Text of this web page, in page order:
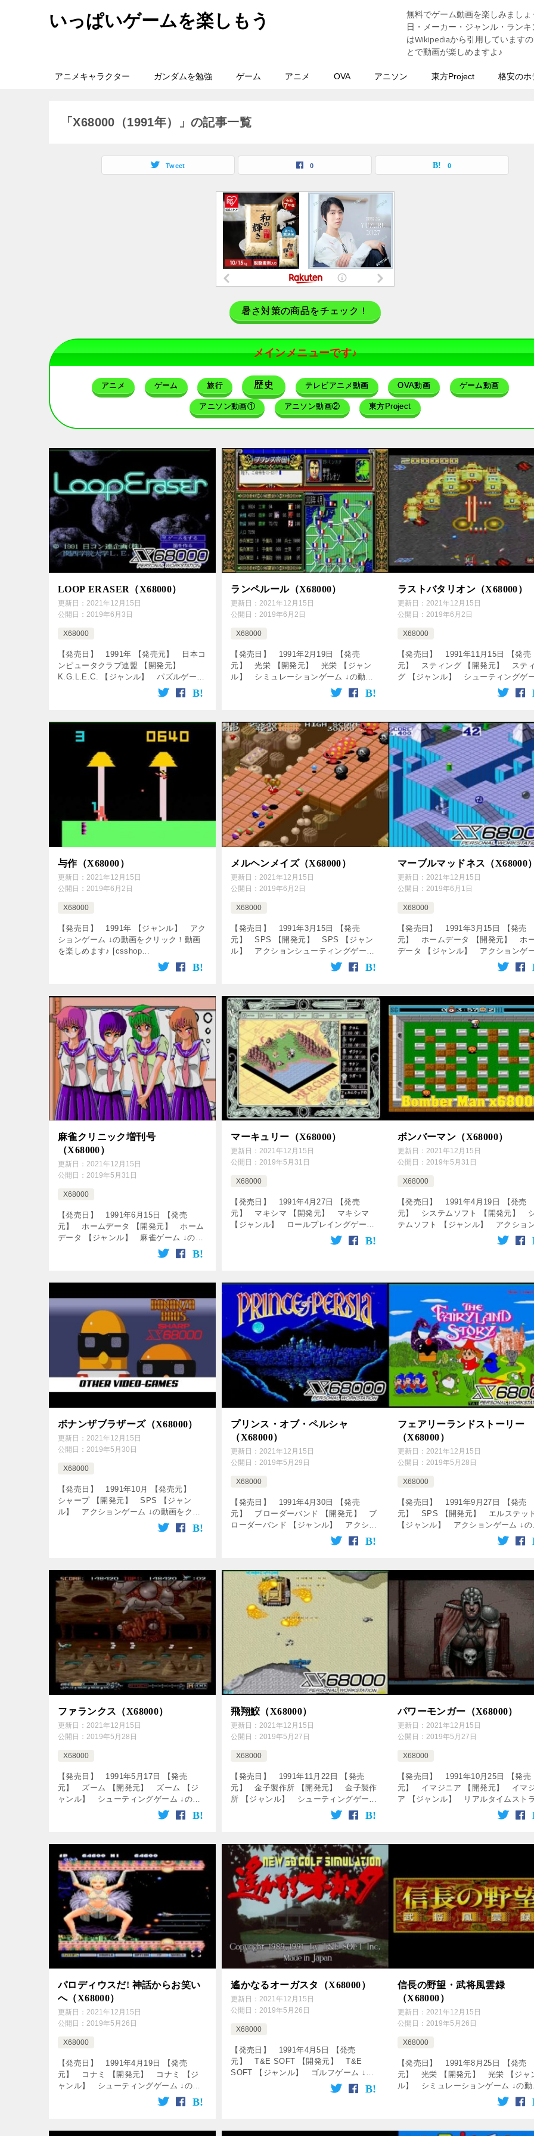
いっぱいゲームを楽しもう
無料でゲーム動画を楽しみまし
日・メーカー・ジャンル・ラン
はWikipediaから引用しています
とで動画が楽しめますよ♪
アニメキャラクター ガンダムを勉強 ゲーム アニメ OVA アニソン 東方Project 格安のホ
「X68000（1991年）」の記事一覧
Tweet 0 0
暑さ対策の商品をチェック！
メインメニューです♪
アニメ ゲーム 旅行 歴史 テレビアニメ動画 OVA動画 ゲーム動画
アニソン動画① アニソン動画② 東方Project
LOOP ERASER（X68000）
更新日： 2021年12月15日
公開日： 2019年6月3日
X68000
【発売日】 1991年 【発売元】 日本コ
ンピュータクラブ連盟 【開発元】
K.G.L.E.C. 【ジャンル】 パズルゲーム
↓の動画をクリック！動画を楽しめます♪
ランペルール（X68000）
更新日：2021年12月15日
公開日：2019年6月2日
X68000
【発売日】 1991年2月19日 【発売
元】 光栄 【開発元】 光栄 【ジャン
ル】 シミュレーションゲーム ↓の動画
をクリック！動画を楽しめます♪ [csshop
ラストバタリオン（X68000）
更新日： 2021年12月15日
公開日： 2019年6月2日
X68000
【発売日】 1991年11月15日 【発売
元】 スティング 【開発元】 ステ
グ 【ジャンル】 シューティングゲ
↓の動画をクリック！動画を楽しめま
[csshop service=”rakuten […]
与作（X68000）
更新日： 2021年12月15日
公開日： 2019年6月2日
X68000
【発売日】 1991年 【ジャンル】 アク
ションゲーム ↓の動画をクリック！動画
を楽しめます♪ [csshop
service=”rakuten” keyword=”X68000
メルヘンメイズ（X68000）
更新日：2021年12月15日
公開日：2019年6月2日
X68000
【発売日】 1991年3月15日 【発売
元】 SPS 【開発元】 SPS 【ジャン
ル】 アクションシューティングゲーム
↓の動画をクリック！動画を楽しめます♪
[csshop service=”rakuten […]
マーブルマッドネス（X68000
更新日： 2021年12月15日
公開日： 2019年6月1日
X68000
【発売日】 1991年3月15日 【発売
元】 ホームデータ 【開発元】 ホ
データ 【ジャンル】 アクションゲ
↓の動画をクリック！動画を楽しめま
[csshop service=”rakuten& […]
麻雀クリニック増刊号
（X68000）
更新日： 2021年12月15日
公開日： 2019年5月31日
X68000
【発売日】 1991年6月15日 【発売
元】 ホームデータ 【開発元】 ホーム
データ 【ジャンル】 麻雀ゲーム ↓の動
画をクリック！動画を楽しめます♪
[csshop service=”rakutenR […]
マーキュリー（X68000）
更新日：2021年12月15日
公開日：2019年5月31日
X68000
【発売日】 1991年4月27日 【発売
元】 マキシマ 【開発元】 マキシマ
【ジャンル】 ロールプレイングゲーム
↓の動画をクリック！動画を楽しめます♪
[csshop service=”rakuten&# […]
ボンバーマン（X68000）
更新日： 2021年12月15日
公開日： 2019年5月31日
X68000
【発売日】 1991年4月19日 【発売
元】 システムソフト 【開発元】
テムソフト 【ジャンル】 アクショ
ーム ↓の動画をクリック！動画を楽し
ます♪ [csshop service=”rakute […]
ボナンザブラザーズ（X68000）
更新日： 2021年12月15日
公開日： 2019年5月30日
X68000
【発売日】 1991年10月 【発売元】
シャープ 【開発元】 SPS 【ジャン
ル】 アクションゲーム ↓の動画をクリ
ック！動画を楽しめます♪ [csshop
プリンス・オブ・ペルシャ
（X68000）
更新日：2021年12月15日
公開日：2019年5月29日
X68000
【発売日】 1991年4月30日 【発売
元】 ブローダーバンド 【開発元】 ブ
ローダーバンド 【ジャンル】 アクショ
ンゲーム ↓の動画をクリック！動画を楽
しめます♪ [csshop service=”raku […]
フェアリーランドストーリー
（X68000）
更新日： 2021年12月15日
公開日： 2019年5月28日
X68000
【発売日】 1991年9月27日 【発売
元】 SPS 【開発元】 エルステッ
【ジャンル】 アクションゲーム ↓の
画をクリック！動画を楽しめます♪
[csshop service=”rakutenR […]
ファランクス（X68000）
更新日： 2021年12月15日
公開日： 2019年5月28日
X68000
【発売日】 1991年5月17日 【発売
元】 ズーム 【開発元】 ズーム 【ジ
ャンル】 シューティングゲーム ↓の動
画をクリック！動画を楽しめます♪
[csshop service=”rakuten̶ […]
飛翔鮫（X68000）
更新日： 2021年12月15日
公開日： 2019年5月27日
X68000
【発売日】 1991年11月22日 【発売
元】 金子製作所 【開発元】 金子製作
所 【ジャンル】 シューティングゲーム
↓の動画をクリック！動画を楽しめます♪
[csshop service=”rakuten […]
パワーモンガー（X68000）
更新日： 2021年12月15日
公開日： 2019年5月27日
X68000
【発売日】 1991年10月25日 【発売
元】 イマジニア 【開発元】 イマ
ア 【ジャンル】 リアルタイムスト
ジーゲーム ↓の動画をクリック！動画
楽しめます♪ [csshop service=”ra […]
パロディウスだ! 神話からお笑い
へ（X68000）
更新日： 2021年12月15日
公開日： 2019年5月26日
X68000
【発売日】 1991年4月19日 【発売
元】 コナミ 【開発元】 コナミ 【ジ
ャンル】 シューティングゲーム ↓の動
画をクリック！動画を楽しめます♪
[csshop service=”rakuten̶ […]
遙かなるオーガスタ（X68000）
更新日：2021年12月15日
公開日：2019年5月26日
X68000
【発売日】 1991年4月5日 【発売
元】 T&E SOFT 【開発元】 T&E
SOFT 【ジャンル】 ゴルフゲーム ↓の
動画をクリック！動画を楽しめます♪
信長の野望・武将風雲録
（X68000）
更新日： 2021年12月15日
公開日： 2019年5月26日
X68000
【発売日】 1991年8月25日 【発売
元】 光栄 【開発元】 光栄 【ジャ
ル】 シミュレーションゲーム ↓の動
をクリック！動画を楽しめます♪